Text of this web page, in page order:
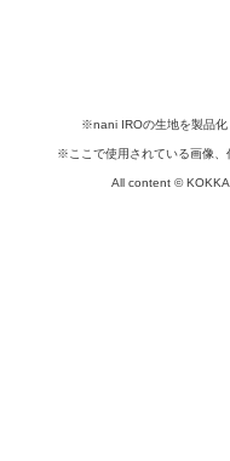
※nani IROの生地を製品化
※ここで使用されている画像、
All content ©